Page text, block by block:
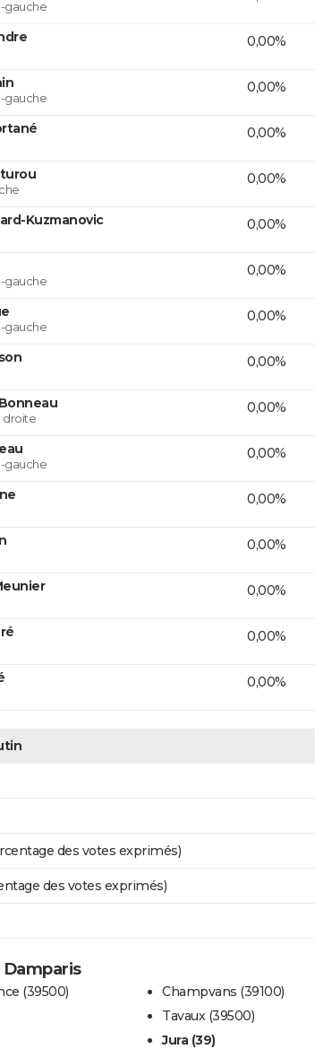
gauche
0,00%
gauche
0,00%
0,00%
0,00%
Kuzmanovic 0,00%
gauche
0,00%
gauche
0,00%
0,00%
droite
0,00%
gauche
0,00%
0,00%
0,00%
0,00%
0,00%
0,00%
des votes exprimés)
des votes exprimés)
(39500)
Champvans (39100)
Tavaux (39500)
Jura (39)